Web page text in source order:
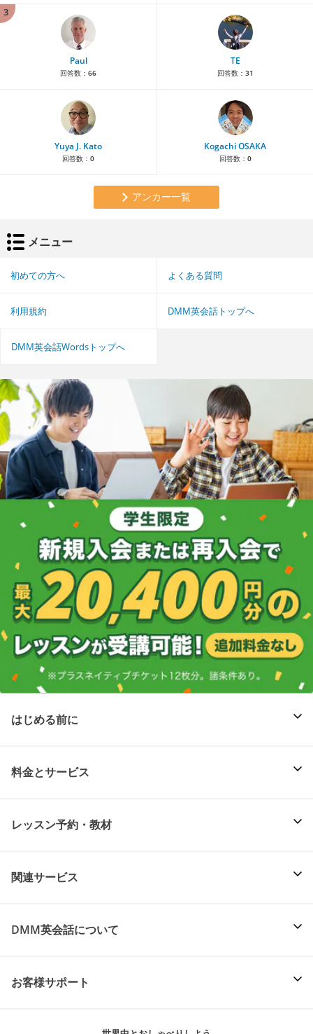
3
Paul
回答数： 66
TE
回答数： 31
Yuya J. Kato
回答数： 0
Kogachi OSAKA
回答数： 0
アンカー一覧
メニュー
初めての方へ よくある質問
利用規約 DMM英会話トップへ
DMM英会話Wordsトップへ
はじめる前に
料金とサービス
レッスン予約・教材
関連サービス
DMM英会話について
お客様サポート